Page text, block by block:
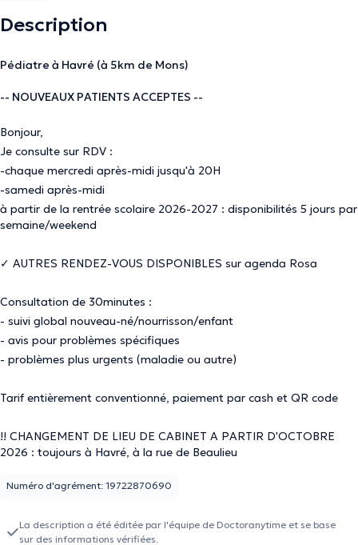
Description
Pédiatre à Havré (à 5km de Mons)
-- NOUVEAUX PATIENTS ACCEPTES --
Bonjour,
Je consulte sur RDV :
-chaque mercredi après-midi jusqu'à 20H
-samedi après-midi
à partir de la rentrée scolaire 2026-2027 : disponibilités 5 jours par
semaine/weekend
✓ AUTRES RENDEZ-VOUS DISPONIBLES sur agenda Rosa
Consultation de 30minutes :
- suivi global nouveau-né/nourrisson/enfant
- avis pour problèmes spécifiques
- problèmes plus urgents (maladie ou autre)
Tarif entièrement conventionné, paiement par cash et QR code
!! CHANGEMENT DE LIEU DE CABINET A PARTIR D'OCTOBRE
2026 : toujours à Havré, à la rue de Beaulieu
Numéro d'agrément: 19722870690
La description a été éditée par l'équipe de Doctoranytime et se base
sur des informations vérifiées.